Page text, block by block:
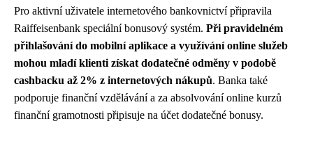
Pro aktivní uživatele internetového bankovnictví připravila
Raiffeisenbank speciální bonusový systém. Při pravidelném
přihlašování do mobilní aplikace a využívání online služeb
mohou mladí klienti získat dodatečné odměny v podobě
cashbacku až 2% z internetových nákupů. Banka také
podporuje finanční vzdělávání a za absolvování online kurzů
finanční gramotnosti připisuje na účet dodatečné bonusy.